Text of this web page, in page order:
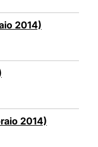
2014)
2014)